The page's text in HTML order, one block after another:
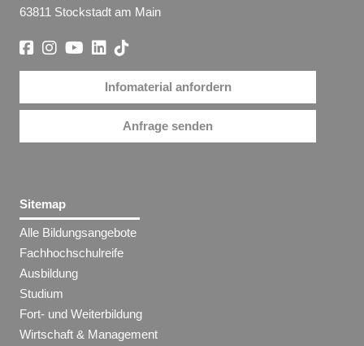
63811 Stockstadt am Main
Infomaterial anfordern
Anfrage senden
Sitemap
Alle Bildungsangebote
Fachhochschulreife
Ausbildung
Studium
Fort- und Weiterbildung
Wirtschaft & Management